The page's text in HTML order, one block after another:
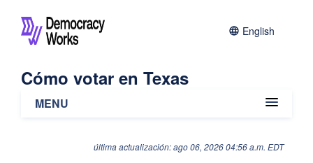
English
Cómo votar en Texas
MENU
¿Cómo informo un problema con la información
última actualización: ago 06, 2026 04:56 a.m. EDT